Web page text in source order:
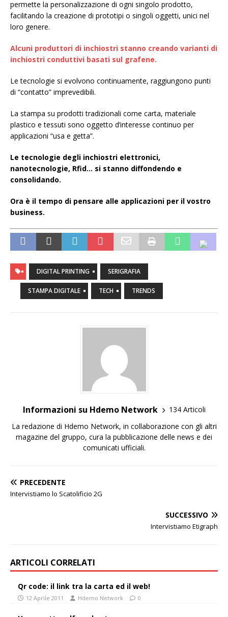
permette la personalizzazione di ogni singolo prodotto,
facilitando la creazione di prototipi o singoli oggetti, unici nel
loro genere.
Alcuni produttori di inchiostri stanno creando varianti di
inchiostri conduttivi basati sul grafene.
Le tecnologie si evolvono continuamente, raggiungono punti
di “contatto” imprevedibili.
La stampa su prodotti tradizionali come carta, materiale
plastico e tessuti sono oggetto d’interesse continuo per
applicazioni “usa e getta”.
Le tecnologie degli inchiostri elettronici,
nanotecnologie, Rfid… si stanno diffondendo e
consolidando.
Ora è il tempo di pensare alle applicazioni per il vostro
business.
DIGITAL PRINTING SERIGRAFIA
STAMPA DIGITALE TECH TRENDS
Informazioni su Hdemo Network
134 Articoli
La redazione di Hdemo Network, in collaborazione con gli altri
magazine del gruppo, cura la pubblicazione delle news e dei
comunicati ufficiali.
PRECEDENTE
Intervistiamo lo Scatolificio 2G
SUCCESSIVO
Intervistiamo Etigraph
ARTICOLI CORRELATI
Qr code: il link tra la carta ed il web!
12 Aprile 2011 Hdemo Network 0